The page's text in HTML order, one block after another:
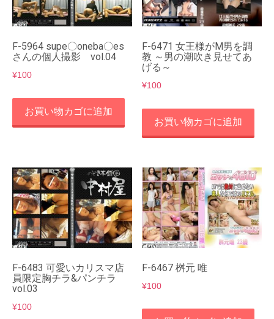
F-5964 supe〇oneba〇es
さんの個人撮影 vol.04
¥100
お買い物カゴに追加
F-6471 女王様がM男を調
教 ～男の潮吹き見せてあ
げる～
¥100
お買い物カゴに追加
F-6483 可愛いカリスマ店
員限定胸チラ&パンチラ
vol.03
¥100
F-6467 桝元 唯
¥100